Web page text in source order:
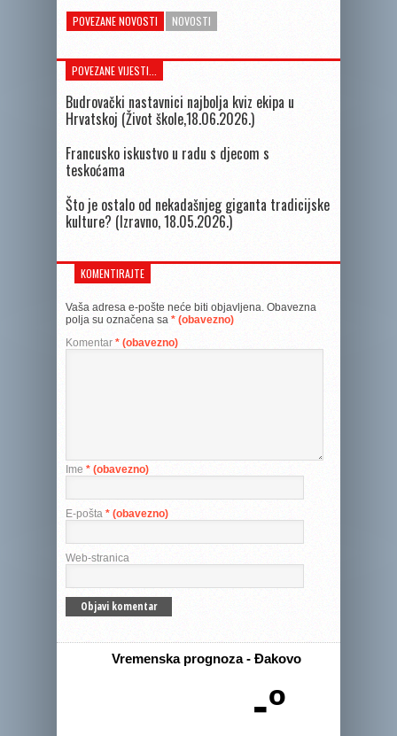
POVEZANE NOVOSTI NOVOSTI
POVEZANE VIJESTI...
Budrovački nastavnici najbolja kviz ekipa u
Hrvatskoj (Život škole,18.06.2026.)
Francusko iskustvo u radu s djecom s
teskoćama
Što je ostalo od nekadašnjeg giganta tradicijske
kulture? (Izravno, 18.05.2026.)
KOMENTIRAJTE
Vaša adresa e-pošte neće biti objavljena. Obavezna
polja su označena sa * (obavezno)
Komentar * (obavezno)
Ime * (obavezno)
E-pošta * (obavezno)
Web-stranica
Vremenska prognoza - Đakovo
-º